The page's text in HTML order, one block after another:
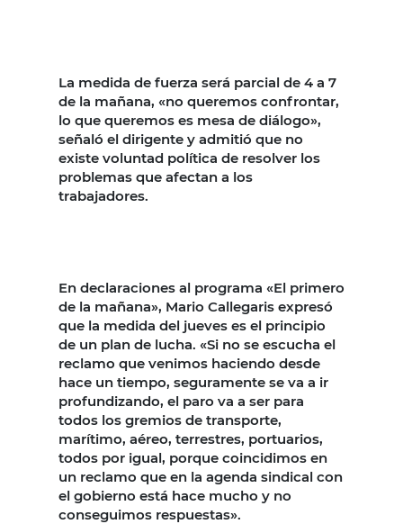
La medida de fuerza será parcial de 4 a 7
de la mañana, «no queremos confrontar,
lo que queremos es mesa de diálogo»,
señaló el dirigente y admitió que no
existe voluntad política de resolver los
problemas que afectan a los
trabajadores.
En declaraciones al programa «El primero
de la mañana», Mario Callegaris expresó
que la medida del jueves es el principio
de un plan de lucha. «Si no se escucha el
reclamo que venimos haciendo desde
hace un tiempo, seguramente se va a ir
profundizando, el paro va a ser para
todos los gremios de transporte,
marítimo, aéreo, terrestres, portuarios,
todos por igual, porque coincidimos en
un reclamo que en la agenda sindical con
el gobierno está hace mucho y no
conseguimos respuestas».